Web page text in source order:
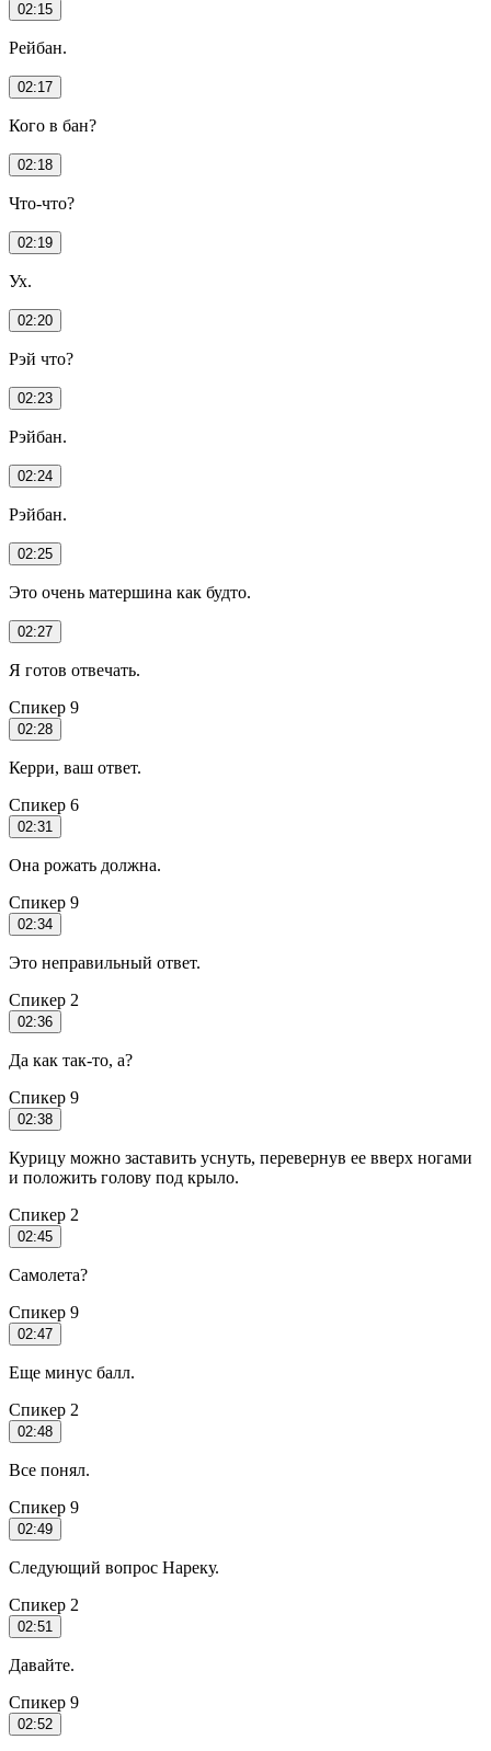
02:15
Рейбан.
02:17
Кого в бан?
02:18
Что-что?
02:19
Ух.
02:20
Рэй что?
02:23
Рэйбан.
02:24
Рэйбан.
02:25
Это очень матершина как будто.
02:27
Я готов отвечать.
Спикер 9
02:28
Керри, ваш ответ.
Спикер 6
02:31
Она рожать должна.
Спикер 9
02:34
Это неправильный ответ.
Спикер 2
02:36
Да как так-то, а?
Спикер 9
02:38
Курицу можно заставить уснуть, перевернув ее вверх ногами
и положить голову под крыло.
Спикер 2
02:45
Самолета?
Спикер 9
02:47
Еще минус балл.
Спикер 2
02:48
Все понял.
Спикер 9
02:49
Следующий вопрос Нареку.
Спикер 2
02:51
Давайте.
Спикер 9
02:52